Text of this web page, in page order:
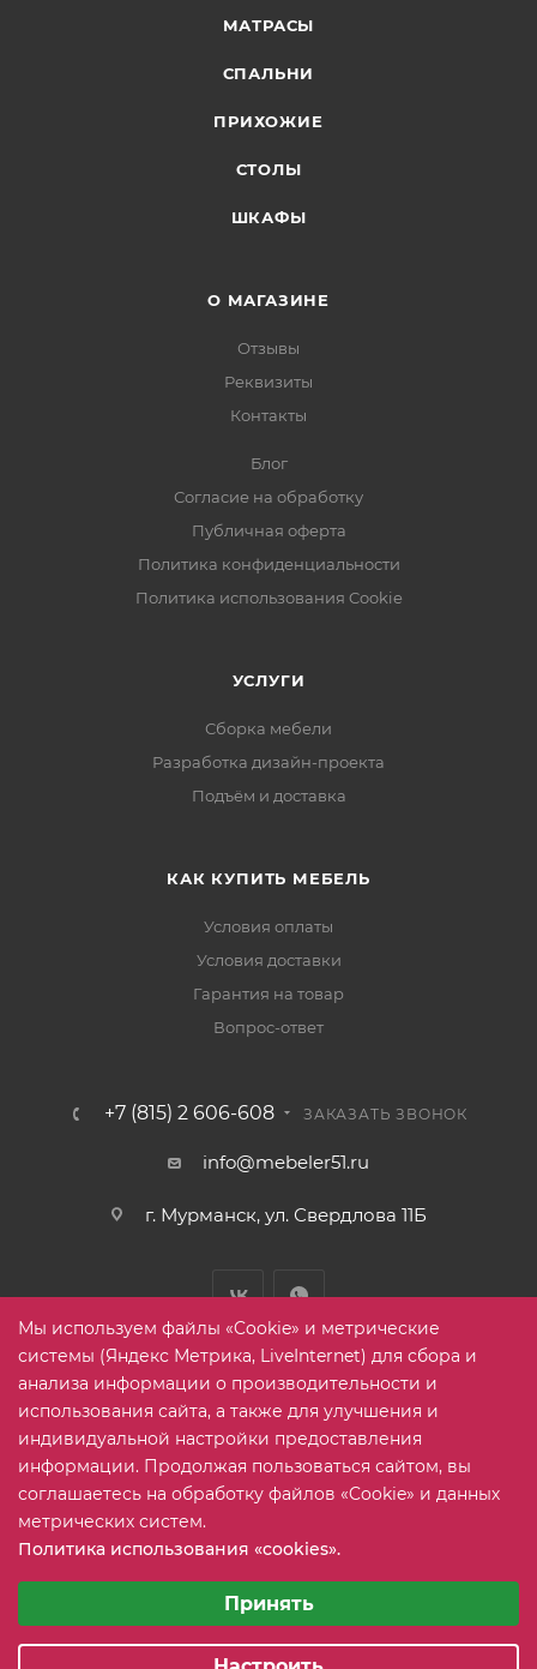
МАТРАСЫ
СПАЛЬНИ
ПРИХОЖИЕ
СТОЛЫ
ШКАФЫ
О МАГАЗИНЕ
Отзывы
Реквизиты
Контакты
Блог
Согласие на обработку
Публичная оферта
Политика конфиденциальности
Политика использования Cookie
УСЛУГИ
Сборка мебели
Разработка дизайн-проекта
Подъём и доставка
КАК КУПИТЬ МЕБЕЛЬ
Условия оплаты
Условия доставки
Гарантия на товар
Вопрос-ответ
+7 (815) 2 606-608 ЗАКАЗАТЬ ЗВОНОК
info@mebeler51.ru
г. Мурманск, ул. Свердлова 11Б
2005-2026 © mebelier51.ru - модный интернет-магазин не
дорогой корпусной мебели. Все права защищены.
Мы используем файлы «Cookie» и метрические
системы (Яндекс Метрика, LiveInternet) для сбора и
анализа информации о производительности и
использования сайта, а также для улучшения и
индивидуальной настройки предоставления
информации. Продолжая пользоваться сайтом, вы
соглашаетесь на обработку файлов «Cookie» и данных
метрических систем.
Политика использования «cookies».
Аналитические/Функциональные
Принять